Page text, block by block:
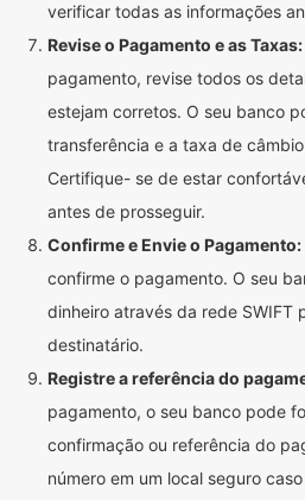
verificar todas as informações
Revise o Pagamento e as Taxas:
pagamento, revise todos os
estejam corretos. O seu banco
transferência e a taxa de
Certifique- se de estar
antes de prosseguir.
Confirme e Envie o Pagamento:
confirme o pagamento. O seu
dinheiro através da rede SWIFT
destinatário.
Registre a referência do
pagamento, o seu banco pode
confirmação ou referência do
número em um local seguro